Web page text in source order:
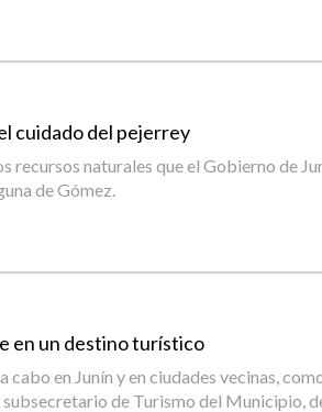
cuidado del pejerrey
naturales que el Gobierno de
de Gómez.
en un destino turístico
en Junín y en ciudades vecinas,
de Turismo del Municipio,